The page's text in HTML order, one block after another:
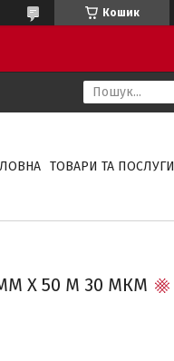
Кошик
ТОВАРИ ТА ПОСЛУГИ
Х 50 М 30 МКМ